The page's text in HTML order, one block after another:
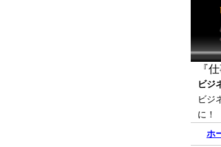
『
ビジ
ビジ
に！
ホ